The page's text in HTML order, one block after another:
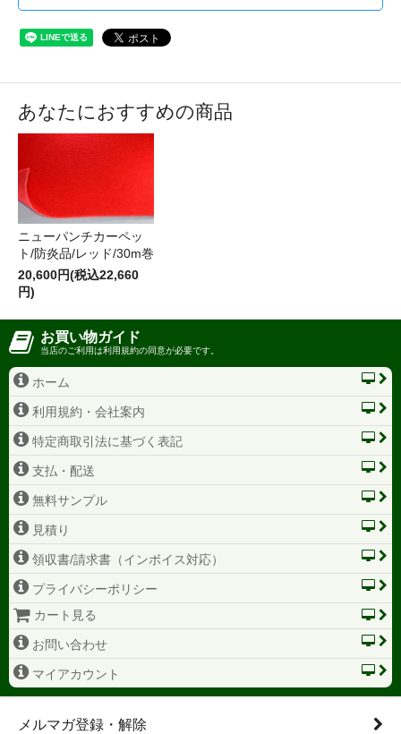
あなたにおすすめの商品
ニューパンチカーペッ
ト/防炎品/レッド/30m巻
20,600円(税込22,660
円)
お買い物ガイド
当店のご利用は利用規約の同意が必要です。
ホーム
利用規約・会社案内
特定商取引法に基づく表記
支払・配送
無料サンプル
見積り
領収書/請求書（インボイス対応）
プライバシーポリシー
カート見る
お問い合わせ
マイアカウント
メルマガ登録・解除